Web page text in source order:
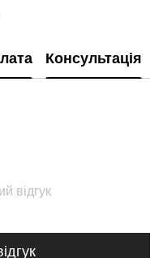
Консультація
відгук